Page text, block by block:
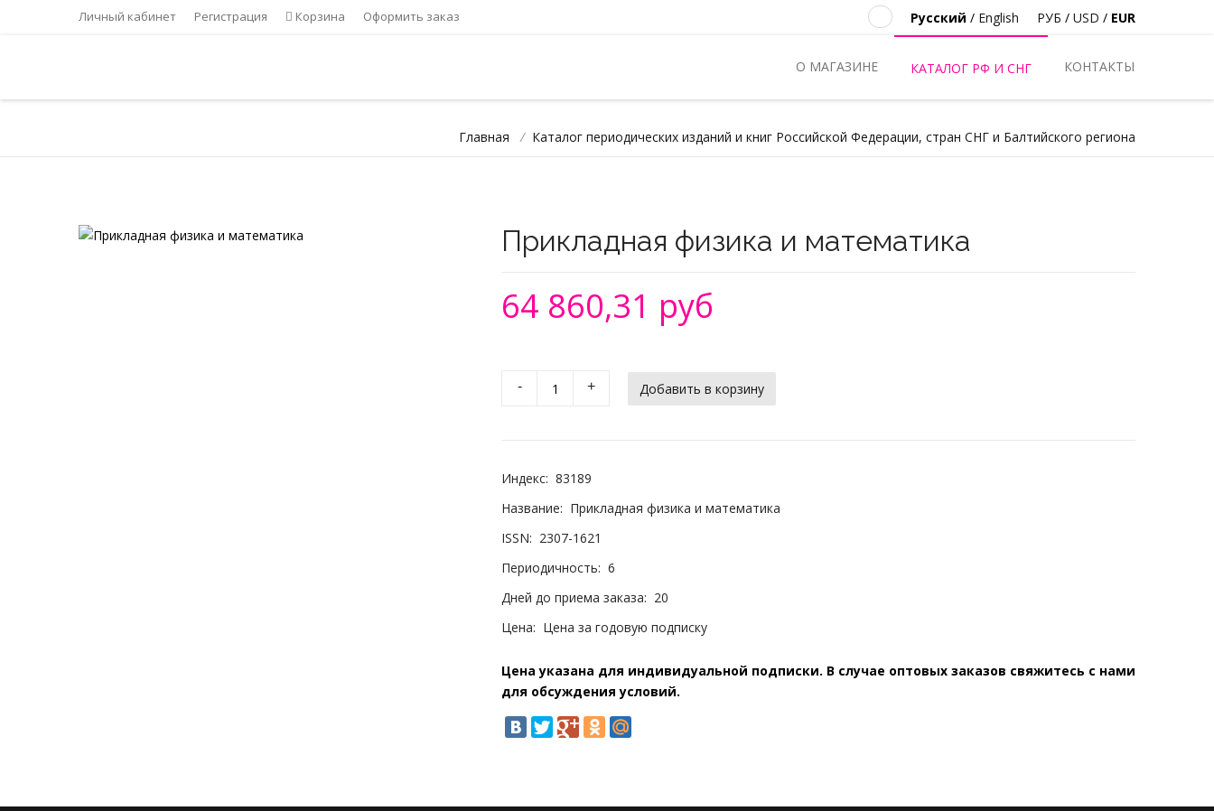
Личный кабинет Регистрация Корзина Оформить заказ РУБ / USD / EUR
Русский / English
О МАГАЗИНЕ КАТАЛОГ РФ И СНГ КОНТАКТЫ
Главная / Каталог периодических изданий и книг Российской Федерации, стран СНГ и Балтийского региона
Прикладная физика и математика
64 860,31 руб
- +
Индекс: 83189
Название: Прикладная физика и математика
ISSN: 2307-1621
Периодичность: 6
Дней до приема заказа: 20
Цена: Цена за годовую подписку
Цена указана для индивидуальной подписки. В случае оптовых заказов свяжитесь с нами
для обсуждения условий.